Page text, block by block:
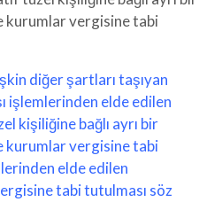
kurumlar vergisine tabi
diğer şartları taşıyan
işlemlerinden elde edilen
kişiliğine bağlı ayrı bir
kurumlar vergisine tabi
elde edilen
tabi tutulması söz